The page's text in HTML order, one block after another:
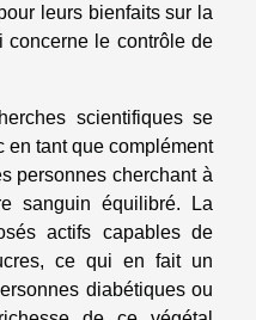
leurs bienfaits sur la
concerne le contrôle de
scientifiques se
en tant que complément
personnes cherchant à
sanguin équilibré. La
actifs capables de
ce qui en fait un
diabétiques ou